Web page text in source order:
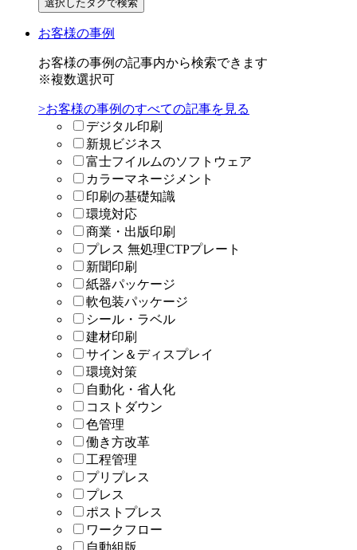
お客様の事例
お客様の事例の記事内から検索できます
※複数選択可
>お客様の事例のすべての記事を見る
デジタル印刷
新規ビジネス
富士フイルムのソフトウェア
カラーマネージメント
印刷の基礎知識
環境対応
商業・出版印刷
プレス 無処理CTPプレート
新聞印刷
紙器パッケージ
軟包装パッケージ
シール・ラベル
建材印刷
サイン＆ディスプレイ
環境対策
自動化・省人化
コストダウン
色管理
働き方改革
工程管理
プリプレス
プレス
ポストプレス
ワークフロー
自動組版